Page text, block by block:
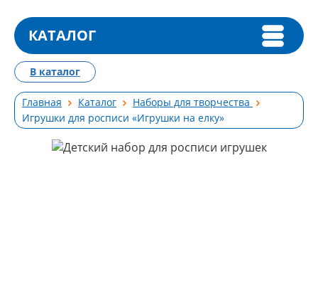
КАТАЛОГ
Главная Каталог
Наборы для творчества
Игрушки для росписи «Игрушки на елку»
В каталог